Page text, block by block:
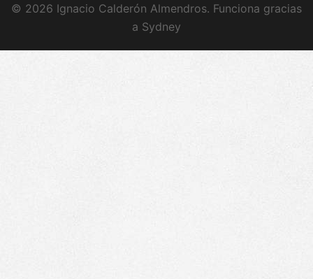
© 2026 Ignacio Calderón Almendros. Funciona gracias
a Sydney